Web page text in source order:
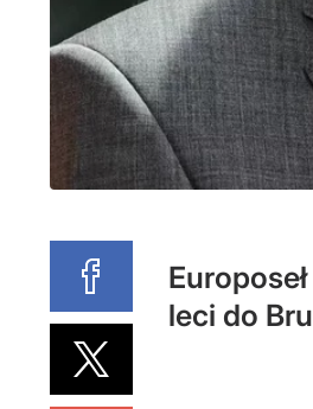
leci do